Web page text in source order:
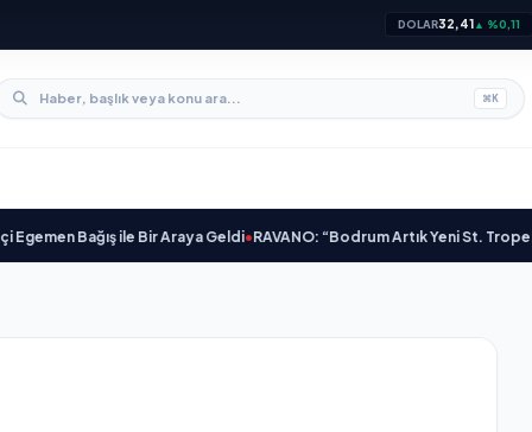
DOLAR32,41▲ %0,11
⌘K
ile Bir Araya Geldi•RAVANO: “Bodrum Artık Yeni St. Tropez Değil,